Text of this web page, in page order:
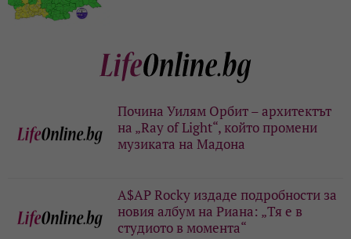
Почина Уилям Орбит – архитектът
на „Ray of Light“, който промени
музиката на Мадона
A$AP Rocky издаде подробности за
новия албум на Риана: „Тя е в
студиото в момента“